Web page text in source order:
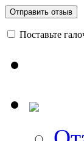
Поставьте